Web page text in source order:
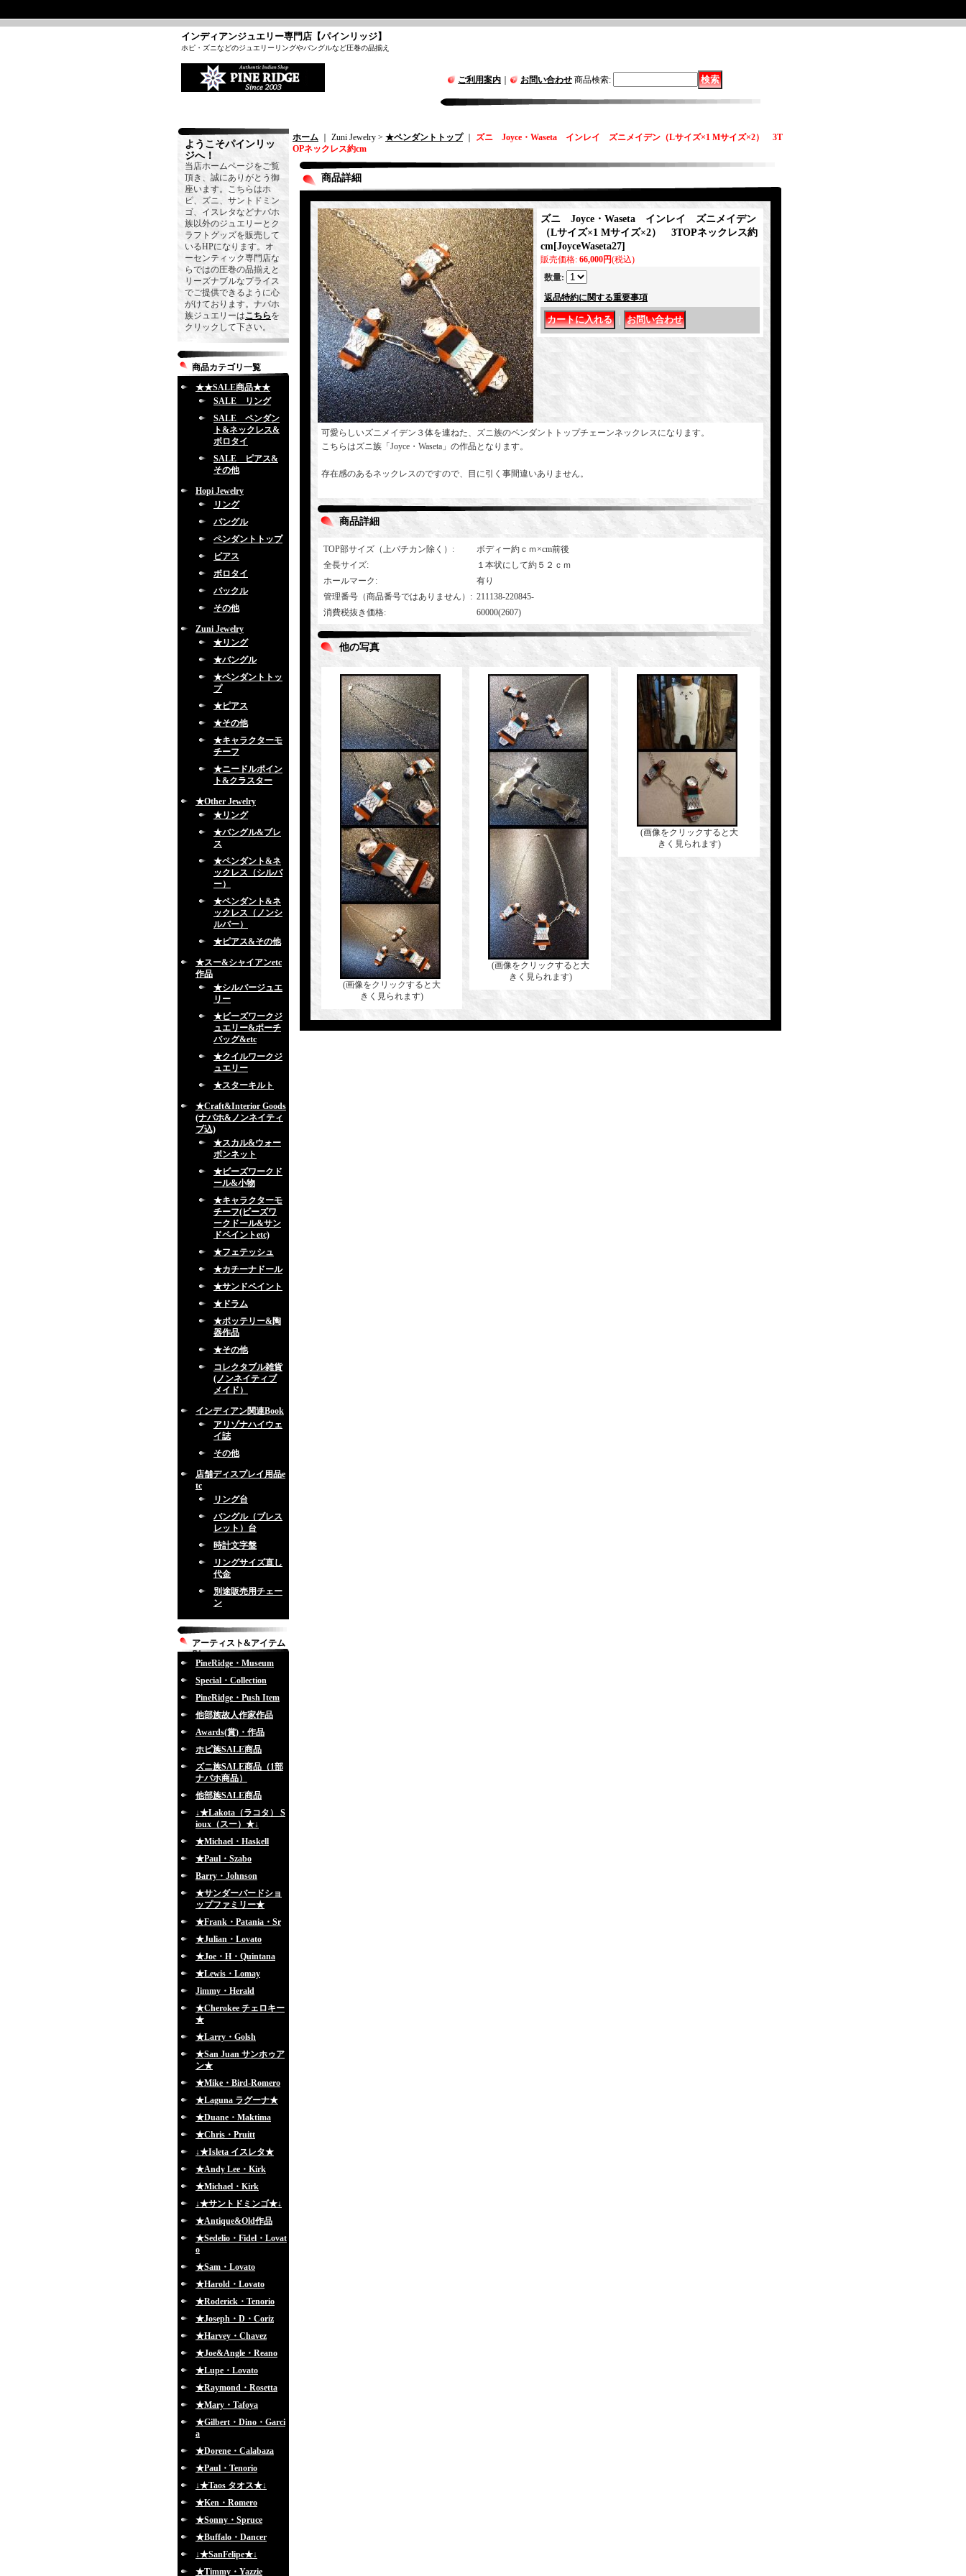
インディアンジュエリー専門店【パインリッジ】
ホピ・ズニなどのジュエリーリングやバングルなど圧巻の品揃え
ご利用案内 お問い合わせ 商品検索:
ようこそパインリッ
ジへ！
当店ホームページをご覧
頂き、誠にありがとう御
座います。こちらはホ
ピ、ズニ、サントドミン
ゴ、イスレタなどナバホ
族以外のジュエリーとク
ラフトグッズを販売して
いるHPになります。オ
ーセンティック専門店な
らではの圧巻の品揃えと
リーズナブルなプライス
でご提供できるように心
がけております。ナバホ
族ジュエリーはこちらを
クリックして下さい。
商品カテゴリ一覧
★★SALE商品★★
SALE リング
SALE ペンダン
ト&ネックレス&
ボロタイ
SALE ピアス&
その他
Hopi Jewelry
リング
バングル
ペンダントトップ
ピアス
ボロタイ
バックル
その他
Zuni Jewelry
★リング
★バングル
★ペンダントトッ
プ
★ピアス
★その他
★キャラクターモ
チーフ
★ニードルポイン
ト&クラスター
★Other Jewelry
★リング
★バングル&ブレ
ス
★ペンダント&ネ
ックレス（シルバ
ー）
★ペンダント&ネ
ックレス（ノンシ
ルバー）
★ピアス&その他
★スー&シャイアンetc
作品
★シルバージュエ
リー
★ビーズワークジ
ュエリー&ポーチ
バッグ&etc
★クイルワークジ
ュエリー
★スターキルト
★Craft&Interior Goods
(ナバホ&ノンネイティ
ブ込)
★スカル&ウォー
ボンネット
★ビーズワークド
ール&小物
★キャラクターモ
チーフ(ビーズワ
ークドール&サン
ドペイントetc)
★フェテッシュ
★カチーナドール
★サンドペイント
★ドラム
★ポッテリー&陶
器作品
★その他
コレクタブル雑貨
(ノンネイティブ
メイド）
インディアン関連Book
アリゾナハイウェ
イ誌
その他
店舗ディスプレイ用品e
tc
リング台
バングル（ブレス
レット）台
時計文字盤
リングサイズ直し
代金
別途販売用チェー
ン
アーティスト&アイテム
別
PineRidge・Museum
Special・Collection
PineRidge・Push Item
他部族故人作家作品
Awards(賞)・作品
ホピ族SALE商品
ズニ族SALE商品（1部
ナバホ商品）
他部族SALE商品
↓★Lakota（ラコタ） S
ioux（スー）★↓
★Michael・Haskell
★Paul・Szabo
Barry・Johnson
★サンダーバードショ
ップファミリー★
★Frank・Patania・Sr
★Julian・Lovato
★Joe・H・Quintana
★Lewis・Lomay
Jimmy・Herald
★Cherokee チェロキー
★
★Larry・Golsh
★San Juan サンホゥア
ン★
★Mike・Bird-Romero
★Laguna ラグーナ★
★Duane・Maktima
★Chris・Pruitt
↓★Isleta イスレタ★
★Andy Lee・Kirk
★Michael・Kirk
↓★サントドミンゴ★↓
★Antique&Old作品
★Sedelio・Fidel・Lovat
o
★Sam・Lovato
★Harold・Lovato
★Roderick・Tenorio
★Joseph・D・Coriz
★Harvey・Chavez
★Joe&Angle・Reano
★Lupe・Lovato
★Raymond・Rosetta
★Mary・Tafoya
★Gilbert・Dino・Garci
a
★Dorene・Calabaza
★Paul・Tenorio
↓★Taos タオス★↓
★Ken・Romero
★Sonny・Spruce
★Buffalo・Dancer
↓★SanFelipe★↓
★Timmy・Yazzie
ホーム ｜ Zuni Jewelry > ★ペンダントトップ｜ ズニ Joyce・Waseta インレイ ズニメイデン（Lサイズ×1 Mサイズ×2） 3T
OPネックレス約cm
商品詳細
ズニ Joyce・Waseta インレイ ズニメイデン
（Lサイズ×1 Mサイズ×2） 3TOPネックレス約
cm[JoyceWaseta27]
販売価格: 66,000円(税込)
数量:
返品特約に関する重要事項
可愛らしいズニメイデン３体を連ねた、ズニ族のペンダントトップチェーンネックレスになります。
こちらはズニ族「Joyce・Waseta」の作品となります。
存在感のあるネックレスのですので、目に引く事間違いありません。
商品詳細
TOP部サイズ（上バチカン除く） :
ボディー約ｃｍ×cm前後
全長サイズ:
１本状にして約５２ｃｍ
ホールマーク :
有り
管理番号（商品番号ではありません） : 211138-220845-
消費税抜き価格: 60000(2607)
他の写真
(画像をクリックすると大
きく見られます)
(画像をクリックすると大
きく見られます)
(画像をクリックすると大
きく見られます)